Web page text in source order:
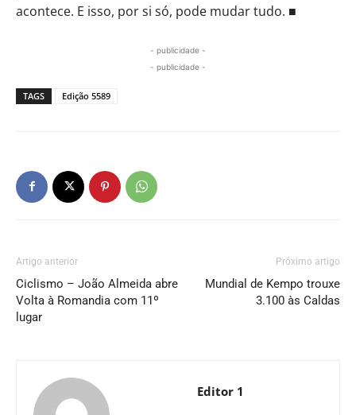
acontece. E isso, por si só, pode mudar tudo. ■
- publicidade -
- publicidade -
TAGS Edição 5589
Artigo anterior
Ciclismo – João Almeida abre
Volta à Romandia com 11º
lugar
Próximo artigo
Mundial de Kempo trouxe
3.100 às Caldas
Editor 1